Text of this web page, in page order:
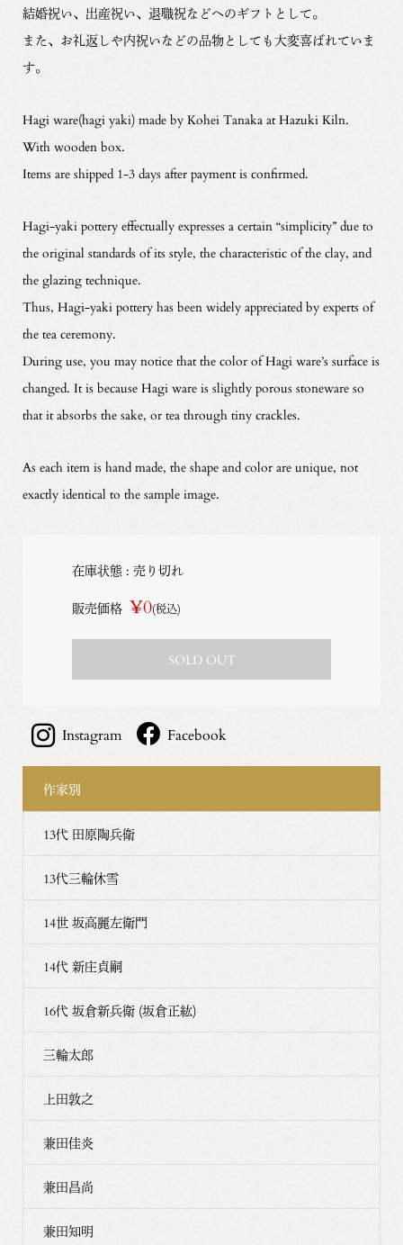
結婚祝い、出産祝い、退職祝などへのギフトとして。
また、お礼返しや内祝いなどの品物としても大変喜ばれていま
す。
Hagi ware(hagi yaki) made by Kohei Tanaka at Hazuki Kiln.
With wooden box.
Items are shipped 1-3 days after payment is confirmed.
Hagi-yaki pottery effectually expresses a certain “simplicity” due to
the original standards of its style, the characteristic of the clay, and
the glazing technique.
Thus, Hagi-yaki pottery has been widely appreciated by experts of
the tea ceremony.
During use, you may notice that the color of Hagi ware’s surface is
changed. It is because Hagi ware is slightly porous stoneware so
that it absorbs the sake, or tea through tiny crackles.
As each item is hand made, the shape and color are unique, not
exactly identical to the sample image.
在庫状態 : 売り切れ
販売価格 ¥0(税込)
SOLD OUT
Instagram Facebook
作家別
13代 田原陶兵衛
13代三輪休雪
14世 坂高麗左衛門
14代 新庄貞嗣
16代 坂倉新兵衛 (坂倉正紘)
三輪太郎
上田敦之
兼田佳炎
兼田昌尚
兼田知明